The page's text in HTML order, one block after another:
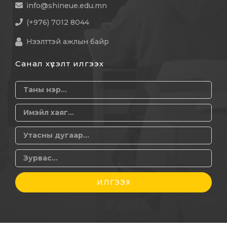
info@shineue.edu.mn
(+976) 7012 8044
Нээлттэй ажлын байр
Санал хүсэлт илгээх
ИЛГЭЭХ